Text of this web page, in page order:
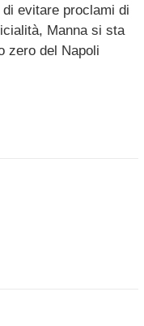
evitare proclami di
Manna si sta
zero del Napoli